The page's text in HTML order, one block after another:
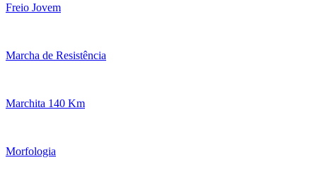
Freio Jovem
Marcha de Resistência
Marchita 140 Km
Morfologia